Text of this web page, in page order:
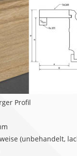
Profil
(unbehandelt,